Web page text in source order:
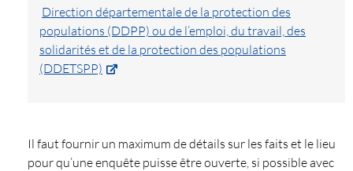
Direction départementale de la protection des
populations (DDPP) ou de l’emploi, du travail, des
solidarités et de la protection des populations
(DDETSPP)
Il faut fournir un maximum de détails sur les faits et le lieu
pour qu’une enquête puisse être ouverte, si possible avec